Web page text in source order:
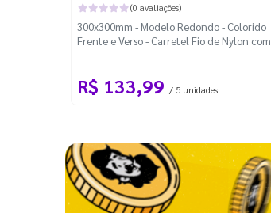
(0 avaliações)
300x300mm - Modelo Redondo - Colorido
Frente e Verso - Carretel Fio de Nylon com
R$ 133,99 / 5 unidades